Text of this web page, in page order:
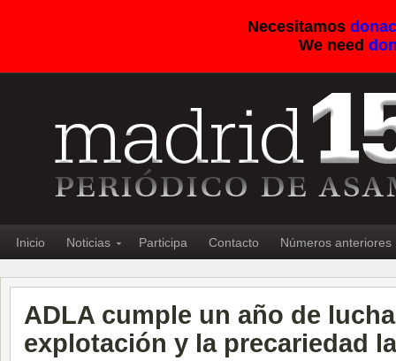
Necesitamos
We need
Inicio Noticias Participa Contacto Números anteriores
ADLA cumple un año de
explotación y la precariedad